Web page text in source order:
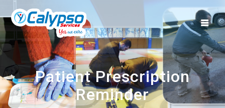
Patient Prescription
Reminder